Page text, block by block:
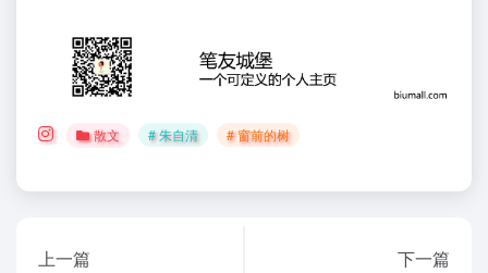
散文 # 朱自清 # 窗前的树
上一篇 下一篇